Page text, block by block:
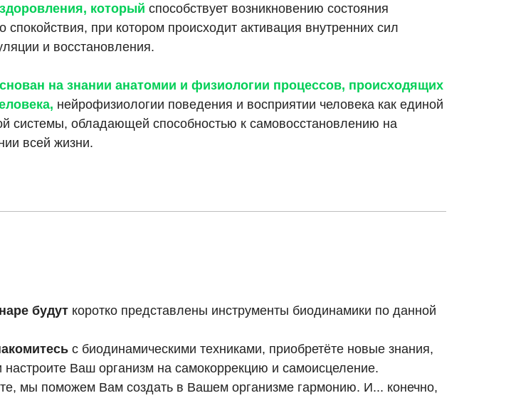
который способствует возникновению состояния
спокойствия, при котором происходит активация внутренних сил
и восстановления.
на знании анатомии и физиологии процессов, происходящих
нейрофизиологии поведения и восприятии человека как единой
системы, обладающей способностью к самовосстановлению на
всей жизни.
будут коротко представлены инструменты биодинамики по данной
с биодинамическими техниками, приобретёте новые знания,
настроите Ваш организм на самокоррекцию и самоисцеление.
мы поможем Вам создать в Вашем организме гармонию. И... конечно,